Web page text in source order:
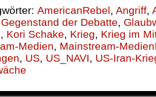
AmericanRebel Angriff
Gegenstand der Debatte
Kori Schake Krieg
Krieg im
Medien
Mainstream-
US US_NAVI
US-Iran-